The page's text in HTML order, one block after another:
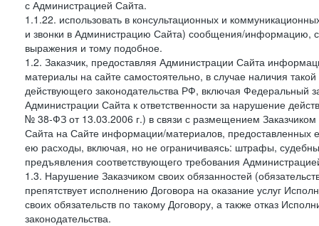
с Администрацией Сайта.
1.1.22. использовать в консультационных и
и звонки в Администрацию Сайта) сообщения/информацию,
выражения и тому подобное.
1.2. Заказчик, предоставляя Администрации Сайта
материалы на сайте самостоятельно, в случае наличия
действующего законодательства РФ, включая
Администрации Сайта к ответственности за нарушение
№ 38-ФЗ от 13.03.2006 г.) в связи с размещением
Сайта на Сайте информации/материалов, предоставленных
ею расходы, включая, но не ограничиваясь: штрафы,
предъявления соответствующего требования
1.3. Нарушение Заказчиком своих обязанностей
препятствует исполнению Договора на оказание услуг
своих обязательств по такому Договору, а также отказ
законодательства.